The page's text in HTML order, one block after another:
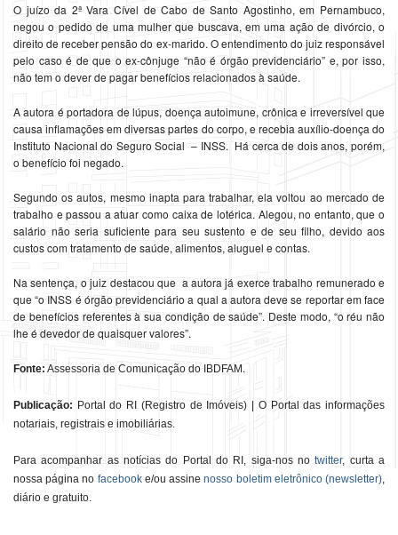
O juízo da 2ª Vara Cível de Cabo de Santo Agostinho, em Pernambuco,
negou o pedido de uma mulher que buscava, em uma ação de divórcio, o
direito de receber pensão do ex-marido. O entendimento do juiz responsável
pelo caso é de que o ex-cônjuge “não é órgão previdenciário” e, por isso,
não tem o dever de pagar benefícios relacionados à saúde.
A autora é portadora de lúpus, doença autoimune, crônica e irreversível que
causa inflamações em diversas partes do corpo, e recebia auxílio-doença do
Instituto Nacional do Seguro Social – INSS. Há cerca de dois anos, porém,
o benefício foi negado.
Segundo os autos, mesmo inapta para trabalhar, ela voltou ao mercado de
trabalho e passou a atuar como caixa de lotérica. Alegou, no entanto, que o
salário não seria suficiente para seu sustento e de seu filho, devido aos
custos com tratamento de saúde, alimentos, aluguel e contas.
Na sentença, o juiz destacou que a autora já exerce trabalho remunerado e
que “o INSS é órgão previdenciário a qual a autora deve se reportar em face
de benefícios referentes à sua condição de saúde”. Deste modo, “o réu não
lhe é devedor de quaisquer valores”.
Fonte: Assessoria de Comunicação do IBDFAM.
Publicação: Portal do RI (Registro de Imóveis) | O Portal das informações
notariais, registrais e imobiliárias.
Para acompanhar as notícias do Portal do RI, siga-nos notwitter, curta a
nossa página no facebooke/ou assinenosso boletim eletrônico (newsletter)
diário e gratuito.